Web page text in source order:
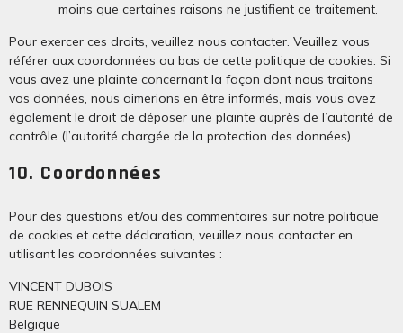
moins que certaines raisons ne justifient ce traitement.
Pour exercer ces droits, veuillez nous contacter. Veuillez vous
référer aux coordonnées au bas de cette politique de cookies. Si
vous avez une plainte concernant la façon dont nous traitons
vos données, nous aimerions en être informés, mais vous avez
également le droit de déposer une plainte auprès de l’autorité de
contrôle (l’autorité chargée de la protection des données).
10. Coordonnées
Pour des questions et/ou des commentaires sur notre politique
de cookies et cette déclaration, veuillez nous contacter en
utilisant les coordonnées suivantes :
VINCENT DUBOIS
RUE RENNEQUIN SUALEM
Belgique